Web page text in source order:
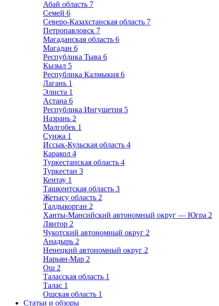
Абай область 7
Семей 6
Северо-Казахстанская область 7
Петропавловск 7
Магаданская область 6
Магадан 6
Республика Тыва 6
Кызыл 5
Республика Калмыкия 6
Лагань 1
Элиста 1
Астана 6
Республика Ингушетия 5
Назрань 2
Малгобек 1
Сунжа 1
Иссык-Кульская область 4
Каракол 4
Туркестанская область 4
Туркестан 3
Кентау 1
Ташкентская область 3
Жетысу область 2
Талдыкорган 2
Ханты-Мансийский автономный округ — Югра 2
Лянтор 2
Чукотский автономный округ 2
Анадырь 2
Ненецкий автономный округ 2
Нарьян-Мар 2
Ош 2
Таласская область 1
Талас 1
Ошская область 1
Статьи и обзоры